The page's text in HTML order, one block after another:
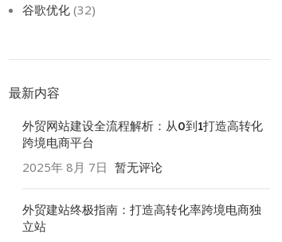
谷歌优化(32)
最新内容
外贸网站建设全流程解析：从0到1打造高转化
跨境电商平台
2025年 8月 7日 暂无评论
外贸建站终极指南：打造高转化率跨境电商独
立站